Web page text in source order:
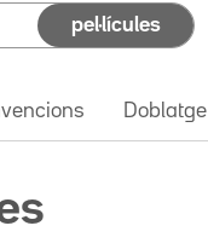
pel·lícules
Doblatge